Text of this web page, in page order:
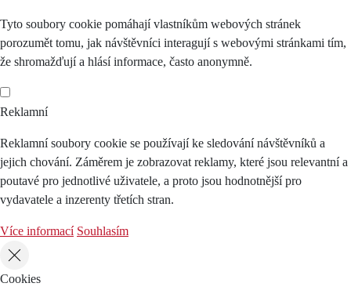
Tyto soubory cookie pomáhají vlastníkům webových stránek
porozumět tomu, jak návštěvníci interagují s webovými stránkami tím,
že shromažďují a hlásí informace, často anonymně.
Reklamní
Reklamní soubory cookie se používají ke sledování návštěvníků a
jejich chování. Záměrem je zobrazovat reklamy, které jsou relevantní a
poutavé pro jednotlivé uživatele, a proto jsou hodnotnější pro
vydavatele a inzerenty třetích stran.
Více informací Souhlasím
Cookies